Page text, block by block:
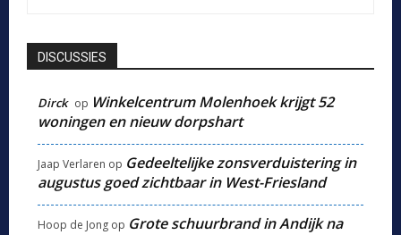
DISCUSSIES
Dirck op Winkelcentrum Molenhoek krijgt 52
woningen en nieuw dorpshart
Jaap Verlaren op Gedeeltelijke zonsverduistering in
augustus goed zichtbaar in West-Friesland
Hoop de Jong op Grote schuurbrand in Andijk na